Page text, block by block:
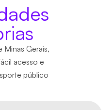
Minas Gerais,
acesso e
público